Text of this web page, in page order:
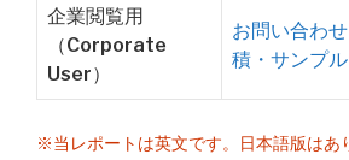
企業閲覧用
（Corporate
User）
お問い合わ
積・サンプル
※当レポートは英文です。日本語版はあ